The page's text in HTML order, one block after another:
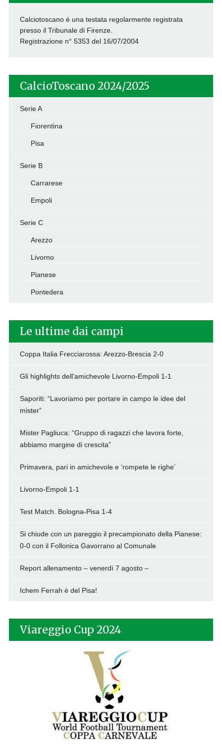
Calciotoscano è una testata regolarmente registrata
presso il Tribunale di Firenze.
Registrazione n° 5353 del 16/07/2004
CalcioToscano 2024/2025
Serie A
Fiorentina
Pisa
Serie B
Carrarese
Empoli
Serie C
Arezzo
Livorno
Pianese
Pontedera
Le ultime dai campi
Coppa Italia Frecciarossa: Arezzo-Brescia 2-0
Gli highlights dell’amichevole Livorno-Empoli 1-1
Saporiti: “Lavoriamo per portare in campo le idee del
mister”
Mister Pagliuca: “Gruppo di ragazzi che lavora forte,
abbiamo margine di crescita”
Primavera, pari in amichevole e ‘rompete le righe’
Livorno-Empoli 1-1
Test Match. Bologna-Pisa 1-4
Si chiude con un pareggio il precampionato della Pianese:
0-0 con il Follonica Gavorrano al Comunale
Report allenamento – venerdì 7 agosto –
Ichem Ferrah è del Pisa!
Viareggio Cup 2024